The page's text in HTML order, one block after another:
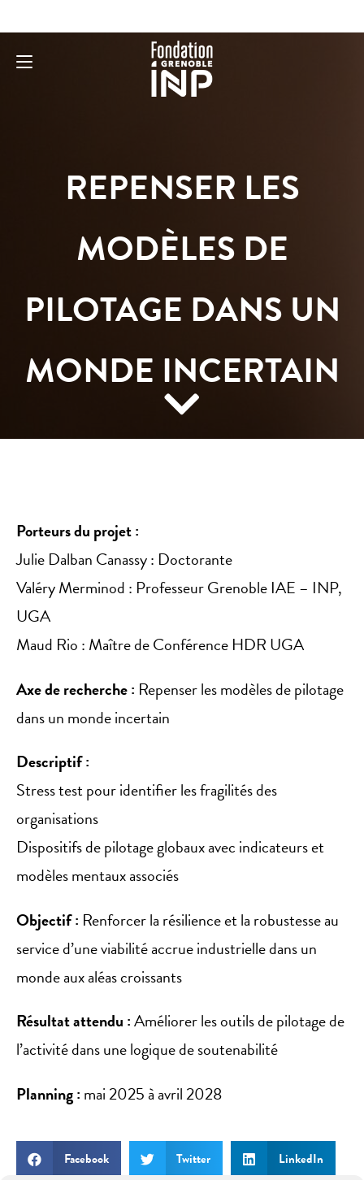
REPENSER LES
MODÈLES DE
PILOTAGE DANS UN
MONDE INCERTAIN
Porteurs du projet :
Julie Dalban Canassy : Doctorante
Valéry Merminod : Professeur Grenoble IAE – INP,
UGA
Maud Rio : Maître de Conférence HDR UGA
Axe de recherche : Repenser les modèles de pilotage
dans un monde incertain
Descriptif :
Stress test pour identifier les fragilités des
organisations
Dispositifs de pilotage globaux avec indicateurs et
modèles mentaux associés
Objectif : Renforcer la résilience et la robustesse au
service d’une viabilité accrue industrielle dans un
monde aux aléas croissants
Résultat attendu :Améliorer les outils de pilotage de
l’activité dans une logique de soutenabilité
Planning : mai 2025 à avril 2028
Facebook Twitter LinkedIn